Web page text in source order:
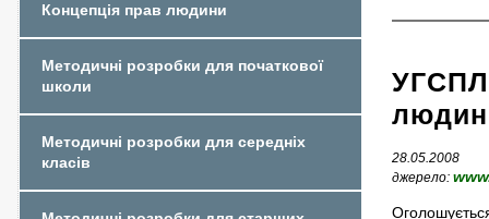
28.05.2008
джерело:
Концепція прав людини
Методичні розробки для початкової
школи
Методичні розробки для середніх
класів